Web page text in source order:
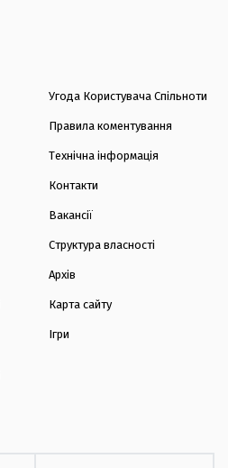
Угода Користувача Спільноти
Правила коментування
Технічна інформація
Контакти
Вакансії
Структура власності
Архів
Карта сайту
Ігри